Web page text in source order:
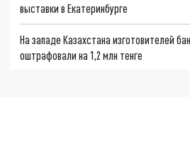
выставки в Екатеринбурге
На западе Казахстана изготовителей
оштрафовали на 1,2 млн тенге